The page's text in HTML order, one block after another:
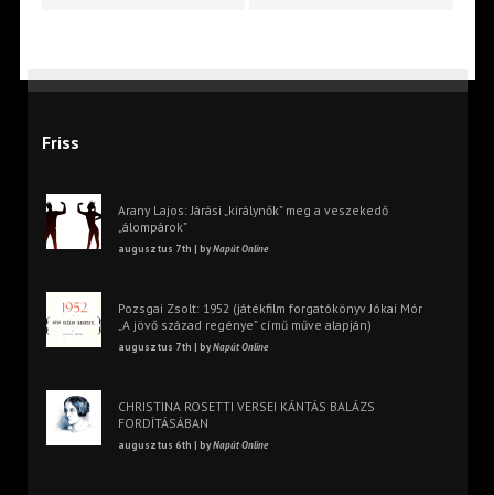
Friss
Arany Lajos: Járási „királynők” meg a veszekedő
„álompárok”
augusztus 7th | byNapút Online
Pozsgai Zsolt: 1952 (játékfilm forgatókönyv Jókai Mór
„A jövő század regénye” című műve alapján)
augusztus 7th | byNapút Online
CHRISTINA ROSETTI VERSEI KÁNTÁS BALÁZS
FORDÍTÁSÁBAN
augusztus 6th | byNapút Online